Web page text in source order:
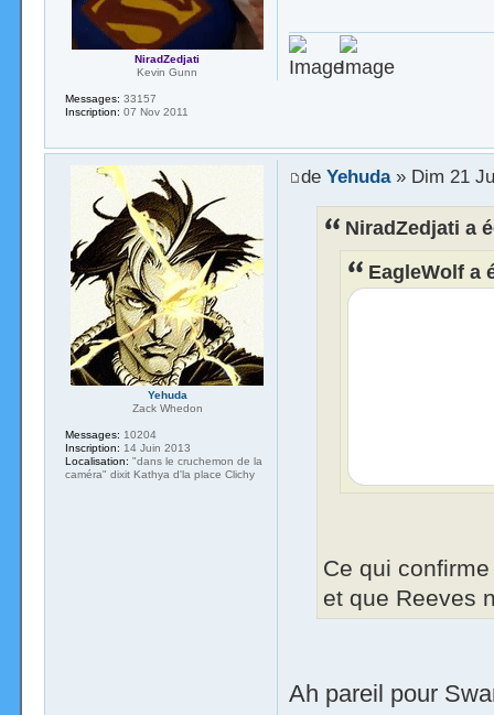
NiradZedjati
Kevin Gunn
Messages: 33157
Inscription: 07 Nov 2011
de Yehuda» Dim 21
NiradZedjati a
EagleWolf a
Ce qui
et que Reeves
Ah pareil pour
Yehuda
Zack Whedon
Messages: 10204
Inscription: 14 Juin 2013
Localisation: "dans le cruchemon de la
caméra" dixit Kathya d'la place Clichy